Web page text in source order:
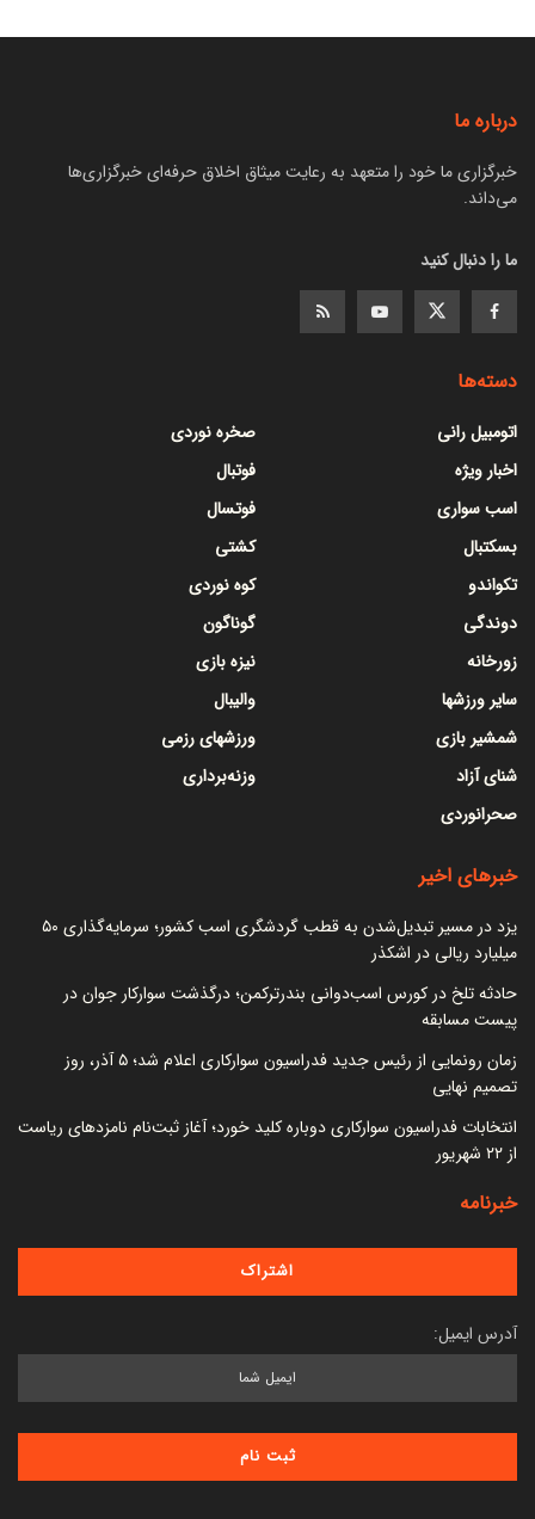
درباره ما
خبرگزاری ما خود را متعهد به رعایت میثاق اخلاق حرفه‌ای خبرگزاری‌ها
می‌داند.
ما را دنبال کنید
دسته‌ها
اتومبیل رانی
اخبار ویژه
اسب سواری
بسکتبال
تکواندو
دوندگی
زورخانه
سایر ورزشها
شمشیر بازی
شنای آزاد
صحرانوردی
صخره نوردی
فوتبال
فوتسال
کشتی
کوه نوردی
گوناگون
نیزه بازی
والیبال
ورزشهای رزمی
وزنه‌برداری
خبرهای اخیر
یزد در مسیر تبدیل‌شدن به قطب گردشگری اسب کشور؛ سرمایه‌گذاری ۵۰
میلیارد ریالی در اشکذر
حادثه تلخ در کورس اسب‌دوانی بندرترکمن؛ درگذشت سوارکار جوان در
پیست مسابقه
زمان رونمایی از رئیس جدید فدراسیون سوارکاری اعلام شد؛ ۵ آذر، روز
تصمیم نهایی
انتخابات فدراسیون سوارکاری دوباره کلید خورد؛ آغاز ثبت‌نام نامزدهای ریاست
از ۲۲ شهریور
خبرنامه
آدرس ایمیل: